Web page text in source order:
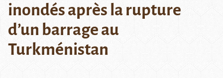
inondés après la rupture
d’un barrage au
Turkménistan